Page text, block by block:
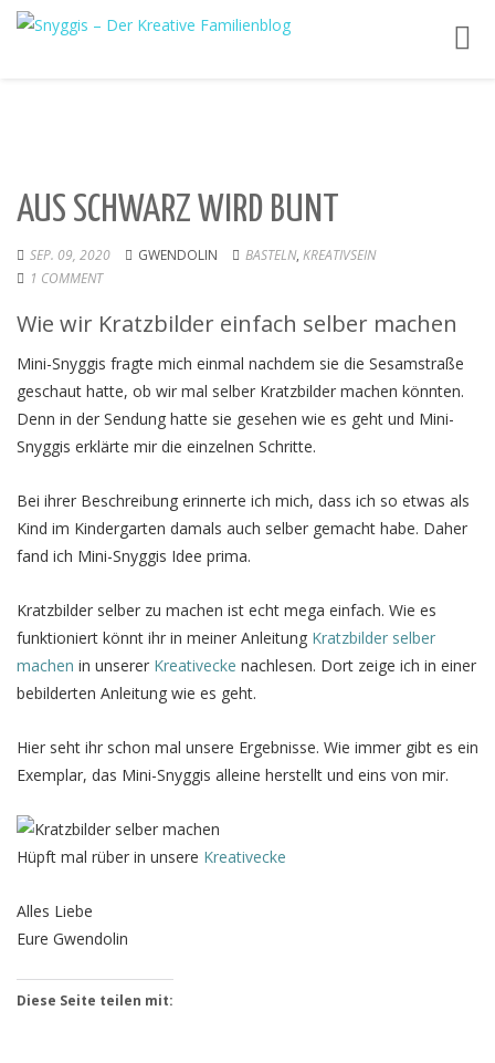
AUS SCHWARZ WIRD BUNT
SEP. 09, 2020 GWENDOLIN BASTELN, KREATIVSEIN
1 COMMENT
Wie wir Kratzbilder einfach selber machen
Mini-Snyggis fragte mich einmal nachdem sie die Sesamstraße
geschaut hatte, ob wir mal selber Kratzbilder machen könnten.
Denn in der Sendung hatte sie gesehen wie es geht und Mini-
Snyggis erklärte mir die einzelnen Schritte.
Bei ihrer Beschreibung erinnerte ich mich, dass ich so etwas als
Kind im Kindergarten damals auch selber gemacht habe. Daher
fand ich Mini-Snyggis Idee prima.
Kratzbilder selber zu machen ist echt mega einfach. Wie es
funktioniert könnt ihr in meiner Anleitung Kratzbilder selber
machen in unserer Kreativecke nachlesen. Dort zeige ich in einer
bebilderten Anleitung wie es geht.
Hier seht ihr schon mal unsere Ergebnisse. Wie immer gibt es ein
Exemplar, das Mini-Snyggis alleine herstellt und eins von mir.
Hüpft mal rüber in unsere Kreativecke
Alles Liebe
Eure Gwendolin
Diese Seite teilen mit: